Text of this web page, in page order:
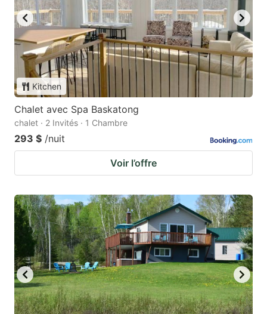
Kitchen
Chalet avec Spa Baskatong
chalet · 2 Invités · 1 Chambre
293 $ /nuit
Voir l’offre